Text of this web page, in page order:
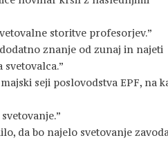
storitve profesorjev.”
znanje od zunaj in najeti
seji poslovodstva EPF, na
da bo najelo svetovanje